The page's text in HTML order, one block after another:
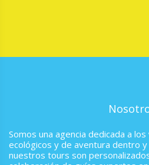
Somos una agencia dedicada a
ecológicos y de aventura dentro
nuestros tours son